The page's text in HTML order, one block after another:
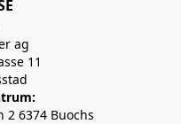
ag
11
2 6374 Buochs